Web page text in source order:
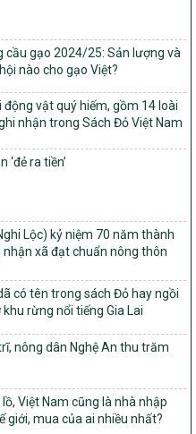
mức phân bổ ngân sách trung
của địa phương thực hiện
dựng nông thôn mới, giảm
tế – xã hội vùng đồng bào dân
– 2030
nhóm 1, nhóm 2, nhóm 3
đoạn 2026-2030 trên địa bàn
kết theo chuỗi giá trị thuộc
gia Giảm nghèo bền vững
năm 2026
khai thực hiện Chương trình
thôn mới, giảm nghèo bền
vùng đồng bào dân tộc thiểu
giai đoạn I: Từ năm 2026
tiêu chí, điều kiện thuộc Bộ
cầu gạo 2024/25: Sản lượng và
nào cho gạo Việt?
động vật quý hiếm, gồm 14 loài
nhận trong Sách Đỏ Việt Nam
ra tiền’
Lộc) kỷ niệm 70 năm thành
nhận xã đạt chuẩn nông thôn
có tên trong sách Đỏ hay ngồi
rừng nổi tiếng Gia Lai
nông dân Nghệ An thu trăm
Việt Nam cũng là nhà nhập
giới, mua của ai nhiều nhất?